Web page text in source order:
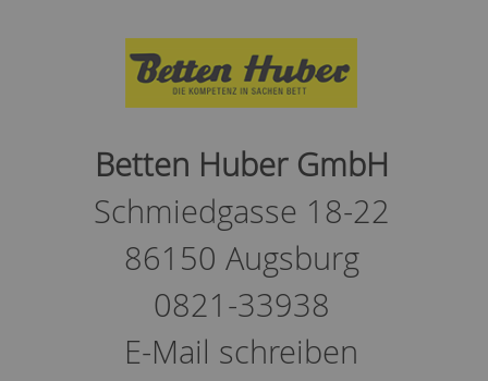
Betten Huber GmbH
Schmiedgasse 18-22
86150 Augsburg
0821-33938
E-Mail schreiben